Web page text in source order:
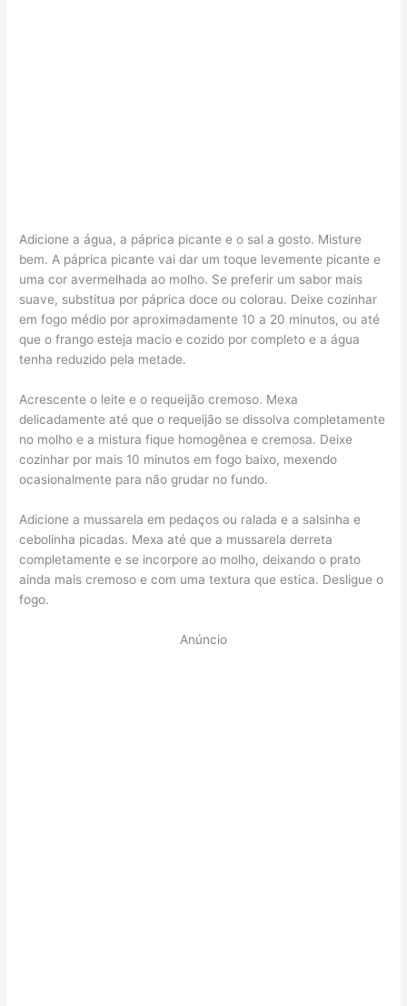
Adicione a água, a páprica picante e o sal a gosto. Misture
bem. A páprica picante vai dar um toque levemente picante e
uma cor avermelhada ao molho. Se preferir um sabor mais
suave, substitua por páprica doce ou colorau. Deixe cozinhar
em fogo médio por aproximadamente 10 a 20 minutos, ou até
que o frango esteja macio e cozido por completo e a água
tenha reduzido pela metade.
Acrescente o leite e o requeijão cremoso. Mexa
delicadamente até que o requeijão se dissolva completamente
no molho e a mistura fique homogênea e cremosa. Deixe
cozinhar por mais 10 minutos em fogo baixo, mexendo
ocasionalmente para não grudar no fundo.
Adicione a mussarela em pedaços ou ralada e a salsinha e
cebolinha picadas. Mexa até que a mussarela derreta
completamente e se incorpore ao molho, deixando o prato
ainda mais cremoso e com uma textura que estica. Desligue o
fogo.
Anúncio